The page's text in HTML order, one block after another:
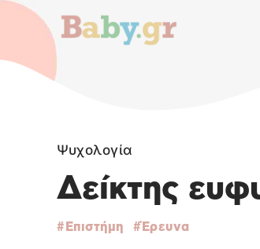
Ψυχολογία
Δείκτης
Επιστήμη Έρευνα